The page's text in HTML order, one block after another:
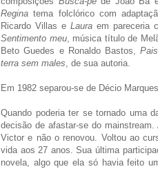
Regina tema folclórico com
Ricardo Villas e Laura em pareceria
Sentimento meu, música título de
Beto Guedes e Ronaldo Bastos,
terra sem males , de sua autoria.
Em 1982 separou-se de Décio Marques.
Quando poderia ter se tornado uma
decisão de afastar-se do
Victor e não o renovou. Voltou ao
vida aos 27 anos. Sua última
novela, algo que ela só havia feito